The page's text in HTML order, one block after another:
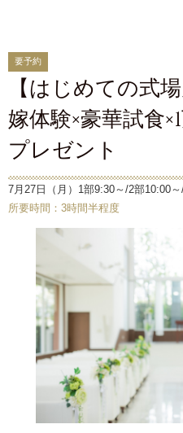
要予約
【はじめての式
嫁体験×豪華試食
プレゼント
7月27日（月）1部9:30～/2部10:00
所要時間：3時間半程度